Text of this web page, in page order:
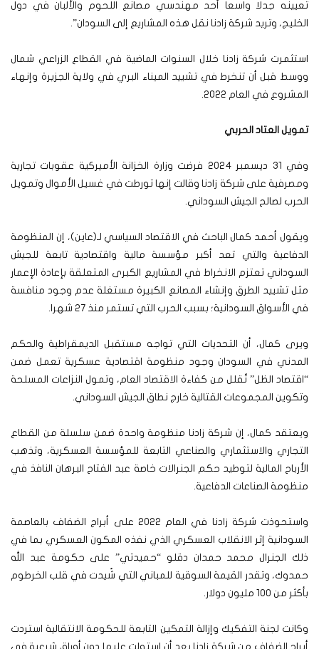
تعيينه جدلا واسعا أحد مهندسي مصانع اللحوم والألبان في دول
الخليج، وتريد شركة زادنا نقل هذه المشاريع إلى السودان”.
استثمرت شركة زادنا خلال السنوات الماضية في القطاع الزراعي شمال
ووسط قبل أن تنخرط في تشييد الميناء البري في ولاية الجزيرة وإنهاء
المشروع في العام 2022.
تمويل العتاد الحربي
وفي 31 ديسمبر 2024 فرضت وزارة الخزانة الأميركية عقوبات تجارية
ومصرفية على شركة زادنا وقالت إنها تورطت في غسيل الأموال وتمويل
الحرب لصالح الجيش السوداني.
ويقول أحمد كمال الباحث في الاقتصاد السياسي لـ(عاين)، إن المنظومة
الدفاعية والتي تعد أكبر مؤسسة مالية واقتصادية تابعة للجيش
السوداني تعتزم الانخراط في المشاريع الكبرى المتعلقة بإعادة الإعمار
مثل تشييد الطرق وإنشاء المصانع الكبيرة مستغلة عدم وجود منافسة
في الأسواق السودانية؛ بسبب الحرب التي تستمر منذ 27 شهرا.
ويرى كمال، أن التحديات التي تواجه مستقبل الديمقراطية والحكم
المدني في السودان وجود منظومة اقتصادية عسكرية تعمل ضمن
“اقتصاد الظل” تُقلل من كفاءة الاقتصاد العام، وتمول النزاعات المسلحة
وتكوين المجموعات القتالية خارج نطاق الجيش السوداني.
ويعتقد كمال، إن شركة زادنا منظومة واحدة ضمن سلسلة من القطاع
التجاري والاستثماري والصناعي التابعة للمؤسسة العسكرية، وتذهب
الأرباح المالية لتوطيد حكم الجنرالات خاصة عبد الفتاح البرهان النافذ في
منظومة الصناعات الدفاعية.
واستحوذت شركة زادنا في العام 2022 على أبراج الضفاف بالعاصمة
السودانية إثر الانقلاب العسكري الذي نفذه المكون العسكري بما في
ذلك الجنرال محمد حمدان دقلو “حميدتي” على حكومة عبد الله
حمدوك، وتقدر القيمة السوقية للمباني التي شُيدت في قلب الخرطوم
بأكثر من 100 مليون دولار.
وكانت لجنة التفكيك وإزالة التمكين التابعة للحكومة الانتقالية استردت
أبراج الضفاف من شركة زادنا بعد أن استولت عليها دون أوراق شرعية في